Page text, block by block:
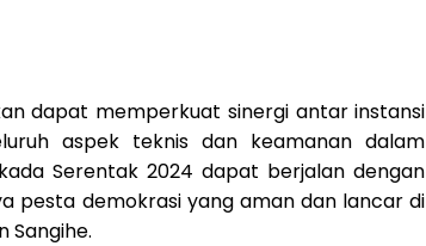
dapat memperkuat sinergi antar instansi
aspek teknis dan keamanan dalam
Serentak 2024 dapat berjalan dengan
pesta demokrasi yang aman dan lancar di
Sangihe.